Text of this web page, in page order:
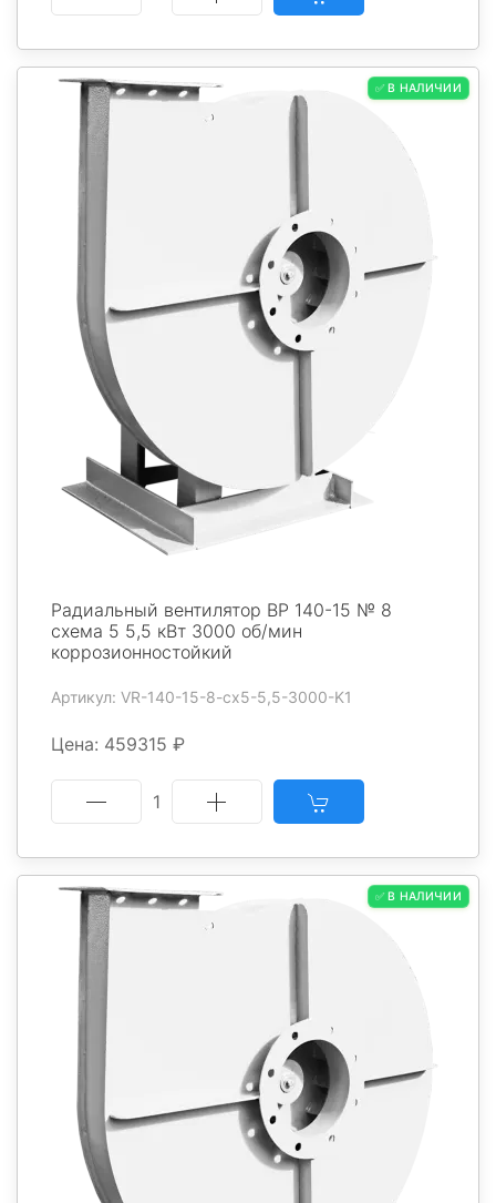
✅ В НАЛИЧИИ
Радиальный вентилятор ВР 140-15 № 8
схема 5 5,5 кВт 3000 об/мин
коррозионностойкий
Артикул: VR-140-15-8-cx5-5,5-3000-K1
Цена: 459315 ₽
1
✅ В НАЛИЧИИ